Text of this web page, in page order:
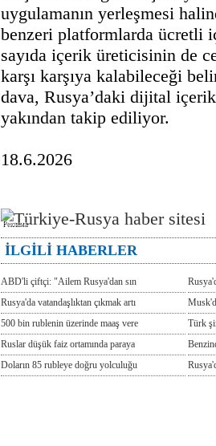
uygulamanın yerleşmesi
benzeri platformlarda ücretli
sayıda içerik üreticisinin de
karşı karşıya kalabileceği
dava, Rusya’daki dijital
yakından takip ediliyor.
18.6.2026
Реклама
İLGİLİ HABERLER
ABD'li çiftçi: "Ailem Rusya'dan sın
Rusya'da vatandaşlıktan çıkmak artı
500 bin rublenin üzerinde maaş vere
Türk
Ruslar düşük faiz ortamında paraya
Doların 85 rubleye doğru yolculuğu